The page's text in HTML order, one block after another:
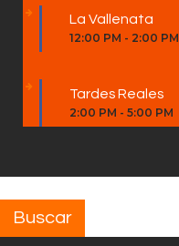
La Vallenata
12:00 PM - 2:00 PM
Tardes Reales
2:00 PM - 5:00 PM
Buscar